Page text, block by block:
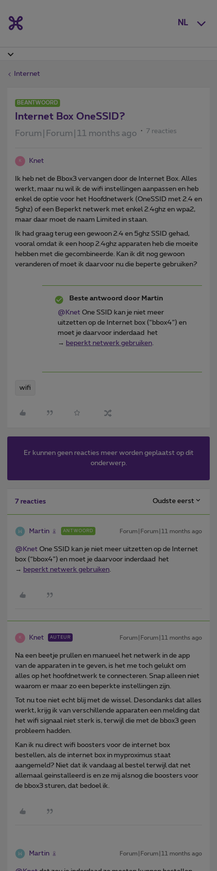
NL
Internet
BEANTWOORD
Internet Box OneSSID?
Forum|Forum|11 months ago 7 reacties
K Knet
Ik heb net de Bbox3 vervangen door de Internet Box. Alles
werkt, maar nu wil ik de wifi instellingen aanpassen en heb
enkel de optie voor het Hoofdnetwerk (OneSSID met 2.4 en
5ghz) of een Beperkt netwerk met enkel 2.4ghz en wpa2,
maar daar moet de naam Limited in staan.
Ik had graag terug een gewoon 2.4 en 5ghz SSID gehad,
vooral omdat ik een hoop 2.4ghz apparaten heb die moeite
hebben met die gecombineerde. Kan ik dit nog gewoon
veranderen of moet ik daarvoor nu die beperte gebruiken?
Beste antwoord door Martin
@Knet One SSID kan je niet meer
uitzetten op de Internet box (“bbox4”) en
moet je daarvoor inderdaad het
→ beperkt netwerk gebruiken
wifi
Er kunnen geen reacties meer worden geplaatst op dit
onderwerp.
7 reacties Oudste eerst
Martin ANTWOORD Forum|Forum|11 months ago
@Knet One SSID kan je niet meer uitzetten op de Internet
box (“bbox4”) en moet je daarvoor inderdaad het
→ beperkt netwerk gebruiken
K Knet AUTEUR Forum|Forum|11 months ago
Na een beetje prullen en manueel het netwerk in de app
van de apparaten in te geven, is het me toch gelukt om
alles op het hoofdnetwerk te connecteren. Snap alleen niet
waarom er maar zo een beperkte instellingen zijn.
Tot nu toe niet echt blij met de wissel. Desondanks dat alles
werkt, krijg ik van verschillende apparaten een melding dat
het wifi signaal niet sterk is, terwijl die met de bbox3 geen
probleem hadden.
Kan ik nu direct wifi boosters voor de internet box
bestellen, als de internet box in myproximus staat
aangemeld? Niet dat ik vandaag al bestel terwijl dat net
allemaal geinstalleerd is en ze mij alsnog die boosters voor
de bbox3 sturen, dat bedoel ik.
Martin Forum|Forum|11 months ago